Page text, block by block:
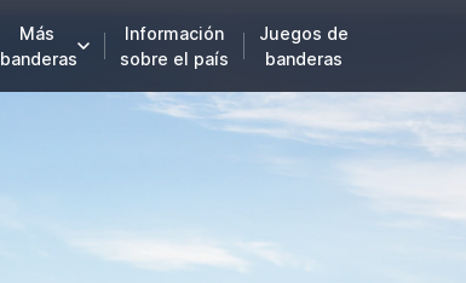
Más
banderas
Información
sobre el país
Juegos de
banderas